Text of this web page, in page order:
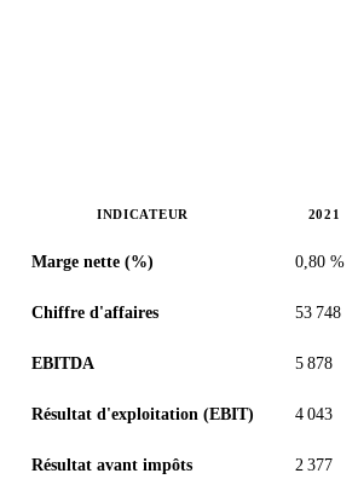
INDICATEUR 2021
Marge nette (%) 0,80 %
Chiffre d'affaires 53 748
EBITDA 5 878
Résultat d'exploitation (EBIT) 4 043
Résultat avant impôts 2 377